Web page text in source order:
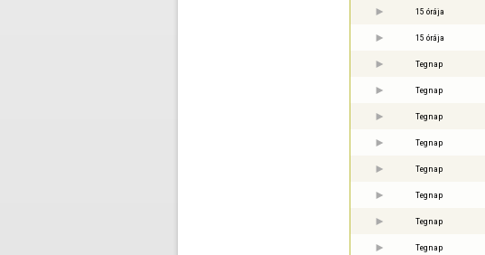
15 órája
15 órája
Tegnap
Tegnap
Tegnap
Tegnap
Tegnap
Tegnap
Tegnap
Tegnap